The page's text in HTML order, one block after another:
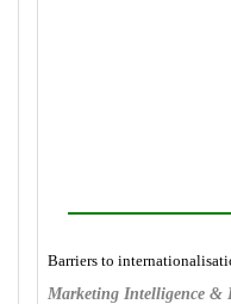
Barriers to
Marketing Intelligence &